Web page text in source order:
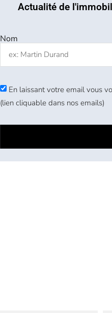
Actualité de
Nom
En laissant votre email vous
(lien cliquable dans nos emails)